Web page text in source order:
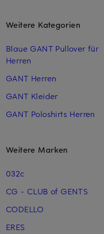
Weitere Kategorien
Blaue GANT Pullover für
Herren
GANT Herren
GANT Kleider
GANT Poloshirts Herren
Weitere Marken
032c
CG - CLUB of GENTS
CODELLO
ERES